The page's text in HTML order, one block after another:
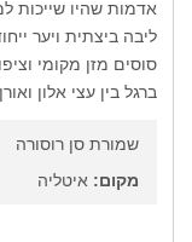
ליבה ביצתית ויער
סוסים מזן מקומי
ברגל בין עצי אלון
שמורת סן רוסורה
מקום: איטליה